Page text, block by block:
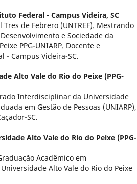
Federal - Campus Videira, SC
de Febrero (UNTREF). Mestrando
e Sociedade da
PPG-UNIARP. Docente e
- Campus Videira-SC.
Alto Vale do Rio do Peixe (PPG-
Interdisciplinar da Universidade
em Gestão de Pessoas (UNIARP),
SC.
Alto Vale do Rio do Peixe (PPG-
Acadêmico em
Alto Vale do Rio do Peixe